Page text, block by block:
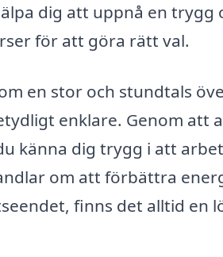
dig att uppnå en trygg
för att göra rätt val.
en stor och stundtals
enklare. Genom att
känna dig trygg i att
om att förbättra
finns det alltid en